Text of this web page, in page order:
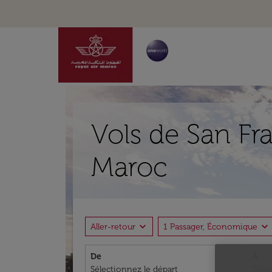
Vols de San
Maroc
Aller-retour expand_more 1 Passager, Économique expand_more
De